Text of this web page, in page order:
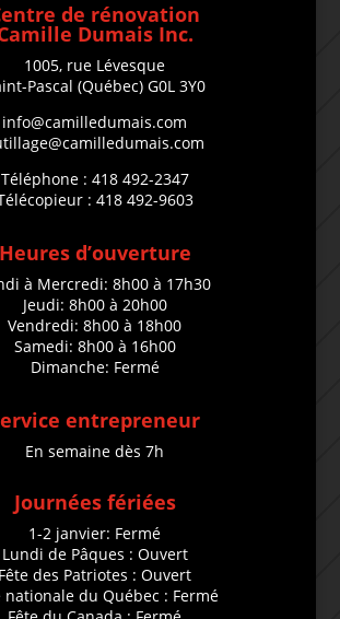
de rénovation
Dumais Inc.
1005, rue Lévesque
Pascal (Québec) G0L 3Y0
info@camilledumais.com
Téléphone : 418 492-2347
: 418 492-9603
Heures d’ouverture
à Mercredi: 8h00 à 17h30
Jeudi: 8h00 à 20h00
Vendredi: 8h00 à 18h00
Samedi: 8h00 à 16h00
Dimanche: Fermé
entrepreneur
En semaine dès 7h
Journées fériées
1-2 janvier: Fermé
Lundi de Pâques : Ouvert
Fête des Patriotes : Ouvert
nationale du Québec : Fermé